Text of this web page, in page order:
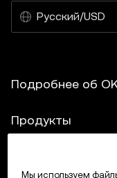
Русский/USD
Подробнее об
Продукты
Мы используем